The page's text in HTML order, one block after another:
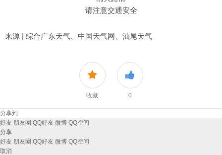
请注意交通安全
来源 | 综合广东天气、中国天气网、汕尾天气
收藏 0
分享到
好友 朋友圈 QQ好友 微博 QQ空间
分享
好友 朋友圈 QQ好友 微博 QQ空间
取消